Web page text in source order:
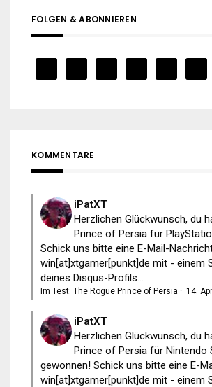
FOLGEN & ABONNIEREN
KOMMENTARE
iPatXT
Herzlichen Glückwunsch, du
Prince of Persia für
Schick uns bitte eine E-Mail-
win[at]xtgamer[punkt]de mit - einem
deines Disqus-Profils...
Im Test: The Rogue Prince of Persia · 14.
iPatXT
Herzlichen Glückwunsch, du
Prince of Persia für Nintendo
gewonnen! Schick uns bitte eine E-
win[at]xtgamer[punkt]de mit - einem